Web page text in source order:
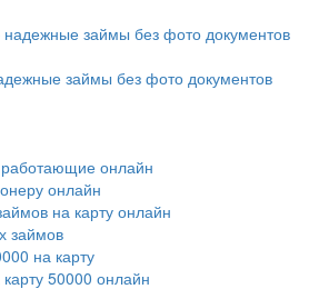
займы без фото документов
онлайн
онлайн
на карту онлайн
займов
на карту
50000 онлайн